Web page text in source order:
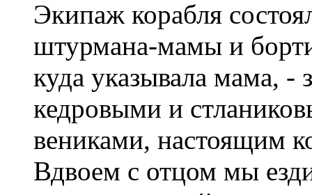
Экипаж корабля
штурмана-мамы и
куда указывала мама, -
кедровыми и
вениками, настоящим
Вдвоем с отцом мы